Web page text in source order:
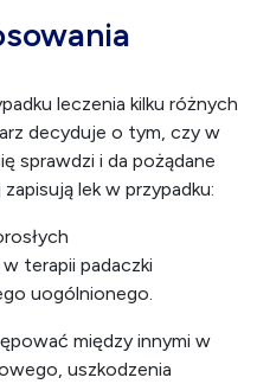
leczenia kilku różnych
decyduje o tym, czy w
sprawdzi i da pożądane
lek w przypadku:
terapii padaczki
uogólnionego.
między innymi w
uszkodzenia